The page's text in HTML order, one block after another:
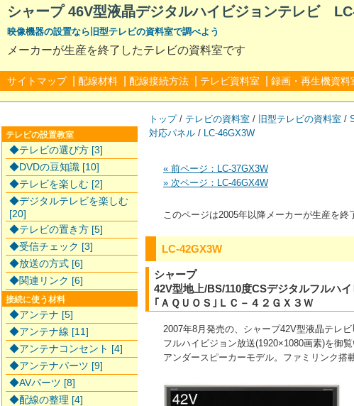
シャープ 46V型液晶デジタルハイビジョンテレビ
映像機器の設置なら旧型テレビの資料室で調べよう
メーカーが生産を終了したテレビの資料室です
サイトマップ 配線材料 配線接続方法 テレビ資料室 録画・再生機資料
トップ/ テレビの資料室 / 旧型テレビの資料室 /
対応パネル / LC-46GX3W
« 前ページ：LC-37GX3W
» 次ページ：LC-46GX4W
このページは2005年以降メーカーが生産を
LC-42GX3W
シャープ
42V型地上/BS/110度CSデジタルフルハ
｢ＡＱＵＯＳ｣ＬＣ－４２ＧＸ３Ｗ
2007年8月発売の、シャープ42V型液晶テレ
フルハイビジョン放送(1920×1080画素)を御覧
アンダースピーカーモデル。ファミリンク搭
テレビの設置教室
◆テレビの選び方 [3]
◆DVDの豆知識 [10]
◆テレビを楽しむ [2]
◆デジタルテレビを楽しむ
[20]
◆テレビの置き方 [5]
◆受信チェック [3]
◆放送の方式 [6]
◆関連リンク [6]
接続に使う材料
◆アンテナ [5]
◆アンテナ線 [11]
◆アンテナコンセント [4]
◆アンテナパーツ [9]
◆AVパーツ [8]
◆配線の整理 [4]